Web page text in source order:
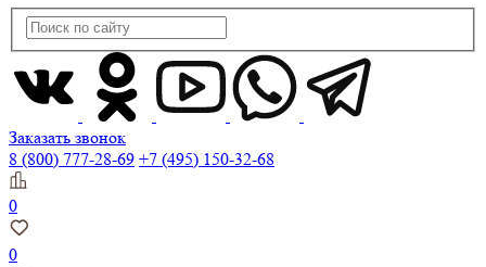
Заказать звонок
8 (800) 777-28-69 +7 (495) 150-32-68
0
0